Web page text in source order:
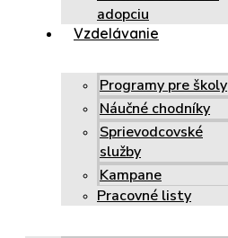
adopciu
Vzdelávanie
Programy pre školy
Náučné chodníky
Sprievodcovské
služby
Kampane
Pracovné listy